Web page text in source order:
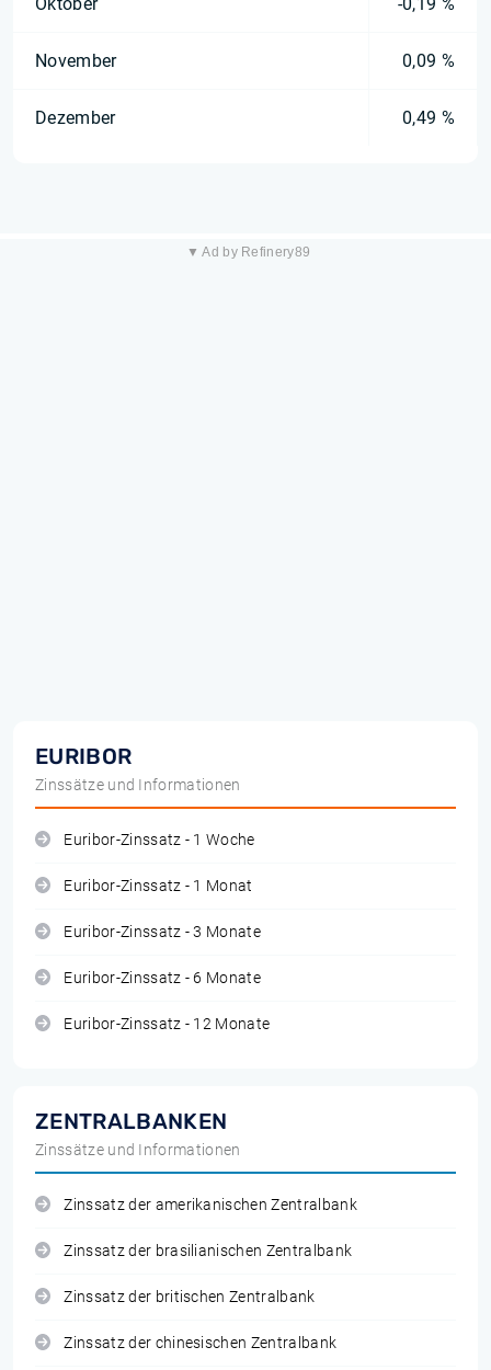
November 0,09 %
Dezember 0,49 %
▼ Ad by Refinery89
EURIBOR
Zinssätze und Informationen
Euribor-Zinssatz - 1 Woche
Euribor-Zinssatz - 1 Monat
Euribor-Zinssatz - 3 Monate
Euribor-Zinssatz - 6 Monate
Euribor-Zinssatz - 12 Monate
ZENTRALBANKEN
Zinssätze und Informationen
Zinssatz der amerikanischen Zentralbank
Zinssatz der brasilianischen Zentralbank
Zinssatz der britischen Zentralbank
Zinssatz der chinesischen Zentralbank